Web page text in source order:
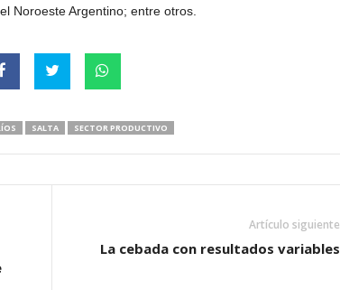
Noroeste Argentino; entre otros.
SALTA SECTOR PRODUCTIVO
Artículo siguiente
La cebada con resultados variables